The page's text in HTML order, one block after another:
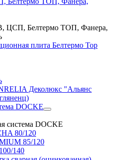
ЦСП, Белтермо ТОП, Фанера,
плита Белтермо Top
Деколюкс "Альянс
DOCKE
система DOCKE
80/120
85/120
140